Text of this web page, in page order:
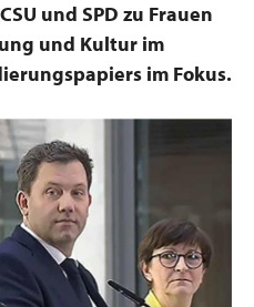
und SPD zu Frauen
und Kultur im
im Fokus.